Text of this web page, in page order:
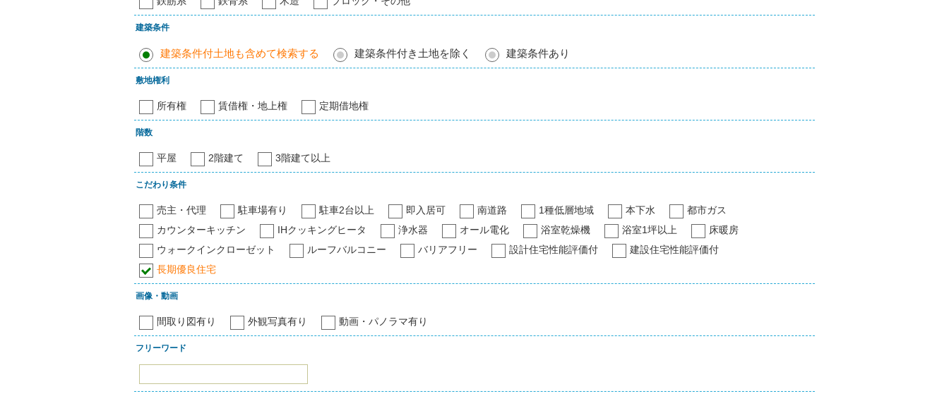
建築条件
建築条件付土地も含めて検索する 建築条件付き土地を除く 建築条件あり
敷地権利
所有権 賃借権・地上権 定期借地権
階数
平屋 2階建て 3階建て以上
こだわり条件
売主・代理 駐車場有り 駐車2台以上 即入居可 南道路 1種低層地域 本下水
都市ガス
カウンターキッチン
IHクッキングヒータ 浄水器 オール電化 浴室乾燥機 浴室1坪以上
床暖房
ウォークインクローゼット
ルーフバルコニー バリアフリー 設計住宅性能評価付
建設住宅性能評価付
長期優良住宅
画像・動画
間取り図有り 外観写真有り 動画・パノラマ有り
フリーワード